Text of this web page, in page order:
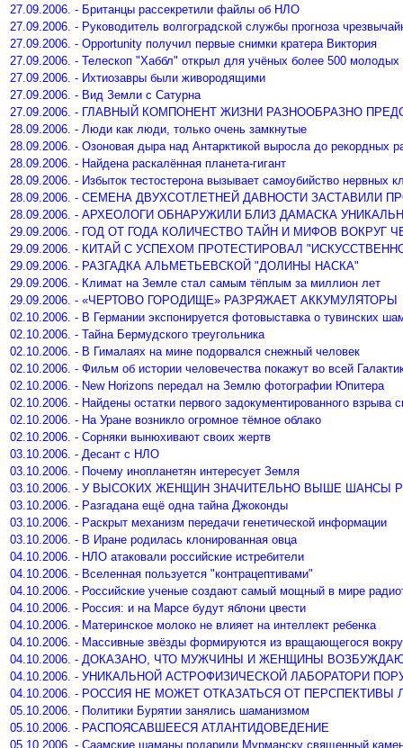
27.09.2006. - Британцы рассекретили файлы об НЛО
27.09.2006. - Руководитель волгоградской службы прогноза
27.09.2006. - Opportunity получил первые снимки кратера Виктория
27.09.2006. - Телескоп "Хаббл" открыл для учёных более 500 молодых
27.09.2006. - Ихтиозавры были живородящими
27.09.2006. - Вид Земли с Сатурна
27.09.2006. - ГЛАВНЫЙ КОМПОНЕНТ ЖИЗНИ РАЗНООБРАЗНО
28.09.2006. - Люди как люди, только очень замкнутые
28.09.2006. - Озоновая дыра над Антарктикой выросла до рекордных
28.09.2006. - Найдена раскалённая планета-гигант
28.09.2006. - Избыток тестостерона вызывает самоубийство нервных
28.09.2006. - СЕМЕНА ДВУХСОТЛЕТНЕЙ ДАВНОСТИ ЗАСТАВИЛИ
28.09.2006. - АРХЕОЛОГИ ОБНАРУЖИЛИ БЛИЗ ДАМАСКА
29.09.2006. - ГОД ОТ ГОДА КОЛИЧЕСТВО ТАЙН И МИФОВ ВОКРУГ
29.09.2006. - КИТАЙ С УСПЕХОМ ПРОТЕСТИРОВАЛ
29.09.2006. - РАЗГАДКА АЛЬМЕТЬЕВСКОЙ "ДОЛИНЫ НАСКА"
29.09.2006. - Климат на Земле стал самым тёплым за миллион лет
29.09.2006. - «ЧЕРТОВО ГОРОДИЩЕ» РАЗРЯЖАЕТ АККУМУЛЯТОРЫ
02.10.2006. - В Германии экспонируется фотовыставка о тувинских
02.10.2006. - Тайна Бермудского треугольника
02.10.2006. - В Гималаях на мине подорвался снежный человек
02.10.2006. - Фильм об истории человечества покажут во всей
02.10.2006. - New Horizons передал на Землю фотографии Юпитера
02.10.2006. - Найдены остатки первого задокументированного взрыва
02.10.2006. - На Уране возникло огромное тёмное облако
02.10.2006. - Сорняки вынюхивают своих жертв
03.10.2006. - Десант с НЛО
03.10.2006. - Почему инопланетян интересует Земля
03.10.2006. - У ВЫСОКИХ ЖЕНЩИН ЗНАЧИТЕЛЬНО ВЫШЕ ШАНСЫ
03.10.2006. - Разгадана ещё одна тайна Джоконды
03.10.2006. - Раскрыт механизм передачи генетической информации
03.10.2006. - В Иране родилась клонированная овца
04.10.2006. - НЛО атаковали российские истребители
04.10.2006. - Вселенная пользуется "контрацептивами"
04.10.2006. - Российские ученые создают самый мощный в мире
04.10.2006. - Россия: и на Марсе будут яблони цвести
04.10.2006. - Материнское молоко не влияет на интеллект ребенка
04.10.2006. - Массивные звёзды формируются из вращающегося
04.10.2006. - ДОКАЗАНО, ЧТО МУЖЧИНЫ И ЖЕНЩИНЫ
04.10.2006. - УНИКАЛЬНОЙ АСТРОФИЗИЧЕСКОЙ ЛАБОРАТОРИ
04.10.2006. - РОССИЯ НЕ МОЖЕТ ОТКАЗАТЬСЯ ОТ ПЕРСПЕКТИВЫ
05.10.2006. - Политики Бурятии занялись шаманизмом
05.10.2006. - РАСПОЯСАВШЕЕСЯ АТЛАНТИДОВЕДЕНИЕ
05.10.2006. - Саамские шаманы подарили Мурманску священный